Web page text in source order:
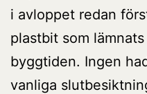
i avloppet redan
plastbit som
byggtiden. Ingen
vanliga